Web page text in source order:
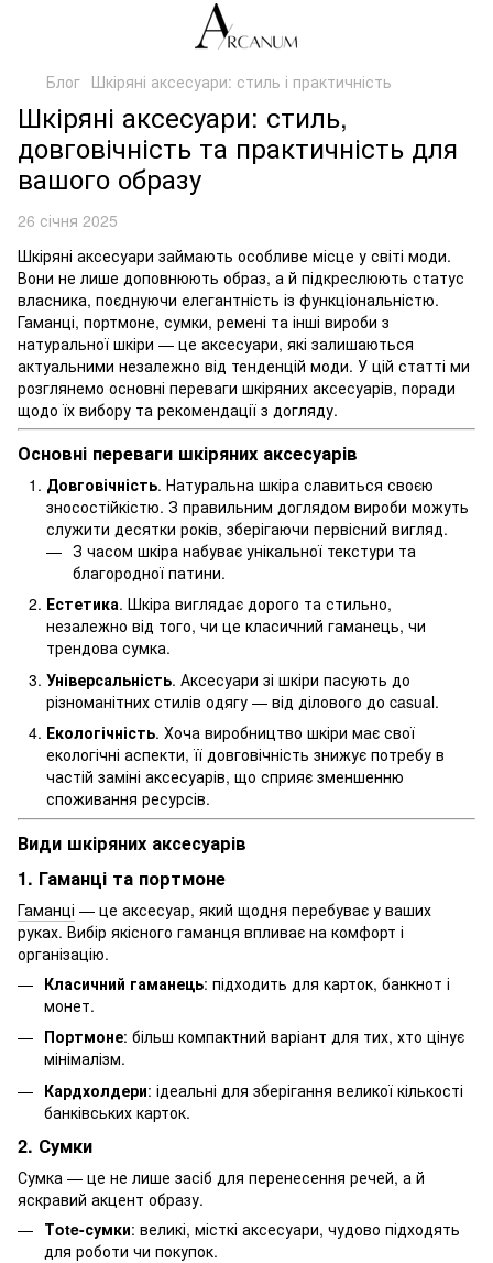
Блог Шкіряні аксесуари: стиль і практичність
Шкіряні аксесуари: стиль,
довговічність та практичність для
вашого образу
26 січня 2025
Шкіряні аксесуари займають особливе місце у світі моди.
Вони не лише доповнюють образ, а й підкреслюють статус
власника, поєднуючи елегантність із функціональністю.
Гаманці, портмоне, сумки, ремені та інші вироби з
натуральної шкіри — це аксесуари, які залишаються
актуальними незалежно від тенденцій моди. У цій статті ми
розглянемо основні переваги шкіряних аксесуарів, поради
щодо їх вибору та рекомендації з догляду.
Основні переваги шкіряних аксесуарів
Довговічність. Натуральна шкіра славиться своєю
зносостійкістю. З правильним доглядом вироби можуть
служити десятки років, зберігаючи первісний вигляд.
З часом шкіра набуває унікальної текстури та
благородної патини.
Естетика. Шкіра виглядає дорого та стильно,
незалежно від того, чи це класичний гаманець, чи
трендова сумка.
Універсальність. Аксесуари зі шкіри пасують до
різноманітних стилів одягу — від ділового до casual.
Екологічність. Хоча виробництво шкіри має свої
екологічні аспекти, її довговічність знижує потребу в
частій заміні аксесуарів, що сприяє зменшенню
споживання ресурсів.
Види шкіряних аксесуарів
1. Гаманці та портмоне
Гаманці — це аксесуар, який щодня перебуває у ваших
руках. Вибір якісного гаманця впливає на комфорт і
організацію.
Класичний гаманець: підходить для карток, банкнот і
монет.
Портмоне: більш компактний варіант для тих, хто цінує
мінімалізм.
Кардхолдери: ідеальні для зберігання великої кількості
банківських карток.
2. Сумки
Сумка — це не лише засіб для перенесення речей, а й
яскравий акцент образу.
Тote-сумки: великі, місткі аксесуари, чудово підходять
для роботи чи покупок.